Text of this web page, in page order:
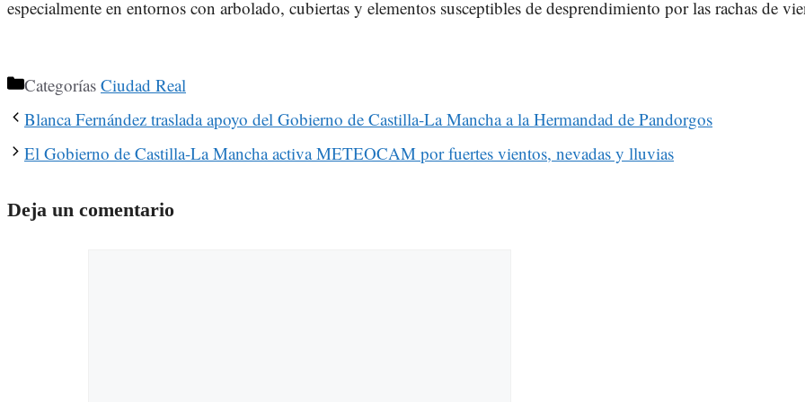
especialmente en entornos con arbolado, cubiertas y elementos susceptibles de desprendimiento por las rachas de
Categorías Ciudad Real
Blanca Fernández traslada apoyo del Gobierno de Castilla-La Mancha a la Hermandad de Pandorgos
El Gobierno de Castilla-La Mancha activa METEOCAM por fuertes vientos, nevadas y lluvias
Deja un comentario